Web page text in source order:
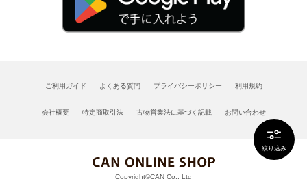
絞り込み
ご利用ガイド よくある質問 プライバシーポリシー 利用規約
会社概要 特定商取引法 古物営業法に基づく記載 お問い合わせ
Copyright©CAN Co., Ltd